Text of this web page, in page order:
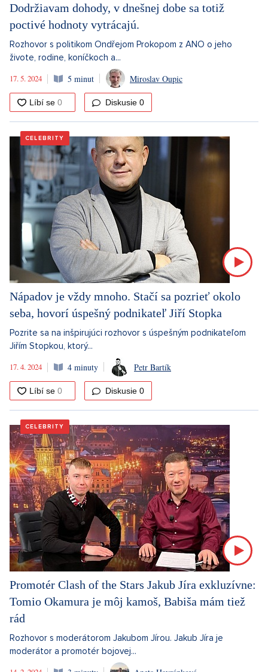
Dodržiavam dohody, v dnešnej dobe sa totiž
poctivé hodnoty vytrácajú.
Rozhovor s politikom Ondřejom Prokopom z ANO o jeho
živote, rodine, koníčkoch a...
17. 5. 2024
5 minut Miroslav Oupic
Diskusie 0
CELEBRITY
Nápadov je vždy mnoho. Stačí sa pozrieť okolo
seba, hovorí úspešný podnikateľ Jiří Stopka
Pozrite sa na inšpirujúci rozhovor s úspešným podnikateľom
Jiřím Stopkou, ktorý...
17. 4. 2024
4 minuty Petr Bartík
Diskusie 0
CELEBRITY
Promotér Clash of the Stars Jakub Jíra exkluzívne:
Tomio Okamura je môj kamoš, Babiša mám tiež
rád
Rozhovor s moderátorom Jakubom Jírou. Jakub Jíra je
moderátor a promotér bojovej...